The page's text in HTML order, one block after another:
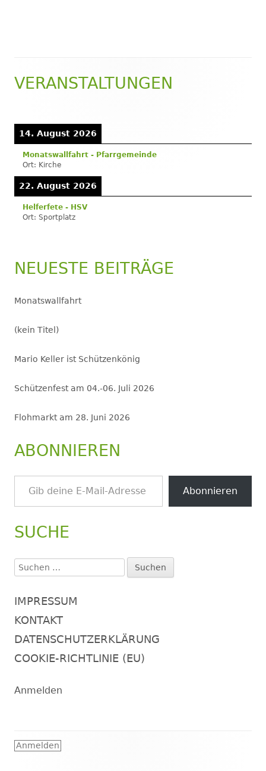
Haupt-
VERANSTALTUNGEN
14. August 2026
Monatswallfahrt - Pfarrgemeinde
Ort: Kirche
22. August 2026
Helferfete - HSV
Ort: Sportplatz
NEUESTE BEITRÄGE
Monatswallfahrt
(kein Titel)
Mario Keller ist Schützenkönig
Schützenfest am 04.-06. Juli 2026
Flohmarkt am 28. Juni 2026
ABONNIEREN
Gib deine E-Mail-Adresse ein ...
Abonnieren
SUCHE
Suchen
nach:
IMPRESSUM
KONTAKT
DATENSCHUTZERKLÄRUNG
COOKIE-RICHTLINIE (EU)
Anmelden
Footer
Anmelden